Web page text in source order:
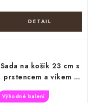
Sada na košík 23 cm s
prstencem a víkem -
Výhodné balení